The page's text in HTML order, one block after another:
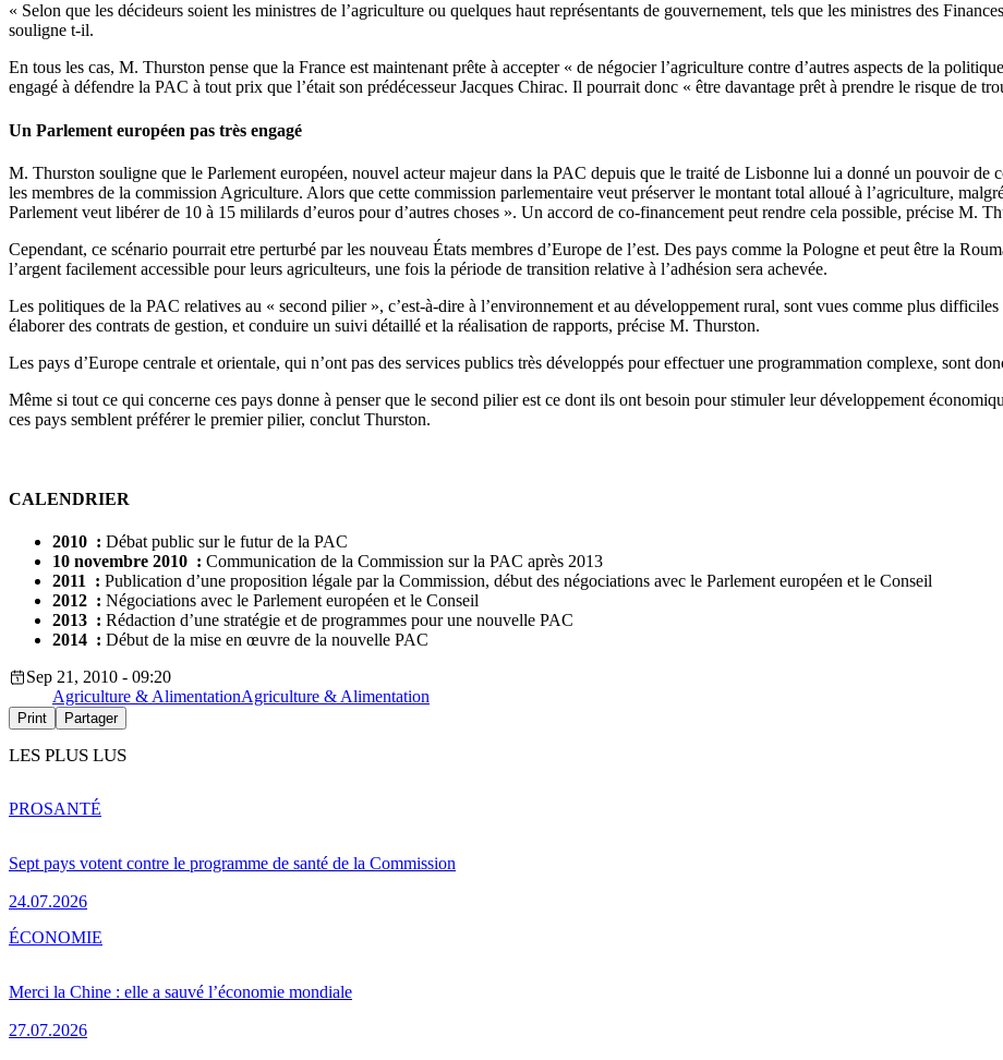
« Selon que les décideurs soient les ministres de l’agriculture ou quelques haut représentants de gouvernement, tels que les ministres des
souligne t-il.
En tous les cas, M. Thurston pense que la France est maintenant prête à accepter « de négocier l’agriculture contre d’autres aspects de la
engagé à défendre la PAC à tout prix que l’était son prédécesseur Jacques Chirac. Il pourrait donc « être davantage prêt à prendre le risque de
Un Parlement européen pas très engagé
M. Thurston souligne que le Parlement européen, nouvel acteur majeur dans la PAC depuis que le traité de Lisbonne lui a donné un pouvoir de
les membres de la commission Agriculture. Alors que cette commission parlementaire veut préserver le montant total alloué à l’agriculture,
Parlement veut libérer de 10 à 15 mililards d’euros pour d’autres choses ». Un accord de co-financement peut rendre cela possible, précise M.
Cependant, ce scénario pourrait etre perturbé par les nouveau États membres d’Europe de l’est. Des pays comme la Pologne et peut être la
l’argent facilement accessible pour leurs agriculteurs, une fois la période de transition relative à l’adhésion sera achevée.
Les politiques de la PAC relatives au « second pilier », c’est-à-dire à l’environnement et au développement rural, sont vues comme plus
élaborer des contrats de gestion, et conduire un suivi détaillé et la réalisation de rapports, précise M. Thurston.
Les pays d’Europe centrale et orientale, qui n’ont pas des services publics très développés pour effectuer une programmation complexe, sont
Même si tout ce qui concerne ces pays donne à penser que le second pilier est ce dont ils ont besoin pour stimuler leur développement
ces pays semblent préférer le premier pilier, conclut Thurston.
CALENDRIER
2010 : Débat public sur le futur de la PAC
10 novembre 2010 : Communication de la Commission sur la PAC après 2013
2011 : Publication d’une proposition légale par la Commission, début des négociations avec le Parlement européen et le Conseil
2012 : Négociations avec le Parlement européen et le Conseil
2013 : Rédaction d’une stratégie et de programmes pour une nouvelle PAC
2014 : Début de la mise en œuvre de la nouvelle PAC
Sep 21, 2010 - 09:20
Agriculture & AlimentationAgriculture & Alimentation
Print Partager
LES PLUS LUS
Sept pays votent contre le programme de santé de la Commission
24.07.2026
PROSANTÉ
Merci la Chine : elle a sauvé l’économie mondiale
27.07.2026
ÉCONOMIE